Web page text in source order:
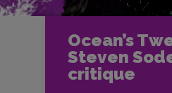
Ocean’s
Steven
critique
Accueil
Cinéma
Critiques et fiches
Ocean’s Twelve -
- critique